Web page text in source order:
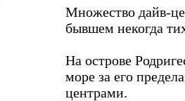
Множество дайв-
бывшем некогда
На острове
море за его
центрами.